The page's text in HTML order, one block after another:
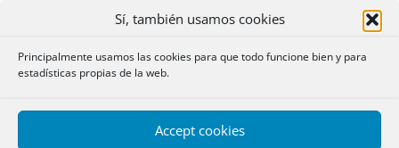
Sí, también usamos cookies
Principalmente usamos las cookies para que todo funcione bien y para
estadísticas propias de la web.
Accept cookies
cara al futuro de España, “TRANSFORMA ESPAÑA”, que fue
presentado a finales de este mismo 2010 .Os hago un
pequeño extracto, recomendando, por su gran
importancia, su completa lectura:
“El modelo vigente de España que generó buenos
resultados en el pasado da actualmente signos de